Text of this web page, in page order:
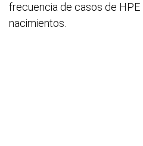
frecuencia de casos de
nacimientos.